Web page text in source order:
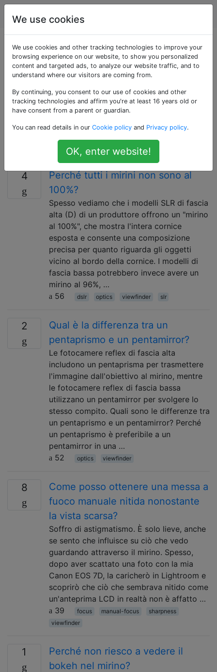
fotografia
Domande taggate
«viewfinder»
Un mirino è ciò che il fotografo guarda attraverso per
comporre, e in molti casi per mettere a fuoco,
soffrono di parallasse, mentre la fotocamera reflex a
obiettivo singolo consente al mirino di utilizzare il
sistema ottico principale.
4
Perché tutti i mirini non sono al
100%?
Spesso vediamo che i modelli SLR di fascia
alta (D) di un produttore offrono un "mirino
al 100%", che mostra l'intera cornice
esposta e consente una composizione
precisa per quanto riguarda gli oggetti
vicino al bordo della cornice. I modelli di
fascia bassa potrebbero invece avere un
mirino al 96%, …
56
dslr optics viewfinder slr
2
Qual è la differenza tra un
pentaprismo e un pentamirror?
Le fotocamere reflex di fascia alta
includono un pentaprisma per trasmettere
l'immagine dall'obiettivo al mirino, mentre
le fotocamere reflex di fascia bassa
utilizzano un pentamirror per svolgere lo
stesso compito. Quali sono le differenze tra
un pentaprismo e un pentamirror? Perché
un pentaprismo è preferibile a un
pentamirror in una …
52
optics viewfinder
8
Come posso ottenere una messa a
fuoco manuale nitida nonostante
la vista scarsa?
Soffro di astigmatismo. È solo lieve, anche
se sento che influisce su ciò che vedo
guardando attraverso il mirino. Spesso,
dopo aver scattato una foto con la mia
Canon EOS 7D, la caricherò in Lightroom e
scoprirò che ciò che sembrava nitido come
un'anteprima LCD in realtà non è affatto …
39
focus manual-focus
sharpness
viewfinder
1
Perché non riesco a vedere il
bokeh nel mirino?
We use cookies
We use cookies and other tracking technologies to improve your
browsing experience on our website, to show you personalized
content and targeted ads, to analyze our website traffic, and to
understand where our visitors are coming from.
By continuing, you consent to our use of cookies and other
tracking technologies and affirm you're at least 16 years old or
have consent from a parent or guardian.
You can read details in our Cookie policy and Privacy policy.
OK, enter website!